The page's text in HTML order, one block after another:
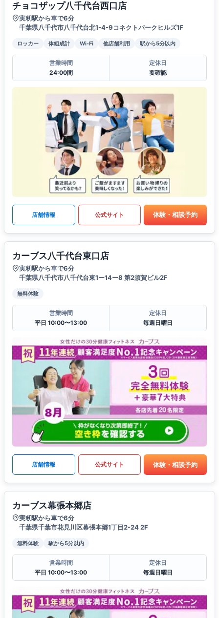
チョコザップ八千代台西口店
実籾駅から車で6分
千葉県八千代市八千代台北1-4-9コネクトパークヒルズ1F
ロッカー 体組成計 Wi-Fi 他店舗利用 駅から5分以内
営業時間
24:00間
定休日
要確認
店舗情報 公式サイト 体験・相談予約
カーブス八千代台東口店
実籾駅から車で6分
千葉県八千代市八千代台東1ー14ー8 第2須賀ビル2F
無料体験
営業時間
平日 10:00〜13:00
定休日
毎週日曜日
店舗情報 公式サイト 体験・相談予約
カーブス幕張本郷店
実籾駅から車で6分
千葉県千葉市花見川区幕張本郷1丁目2-24 2F
無料体験 駅から5分以内
営業時間
平日 10:00〜13:00
定休日
毎週日曜日